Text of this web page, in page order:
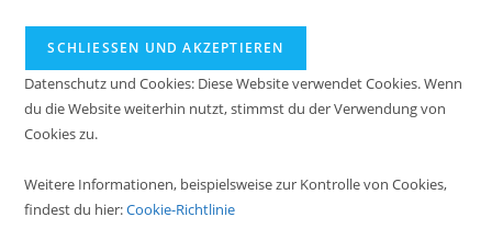
Datenschutz und Cookies: Diese Website verwendet Cookies. Wenn
du die Website weiterhin nutzt, stimmst du der Verwendung von
Cookies zu.
Weitere Informationen, beispielsweise zur Kontrolle von Cookies,
findest du hier:Cookie-Richtlinie